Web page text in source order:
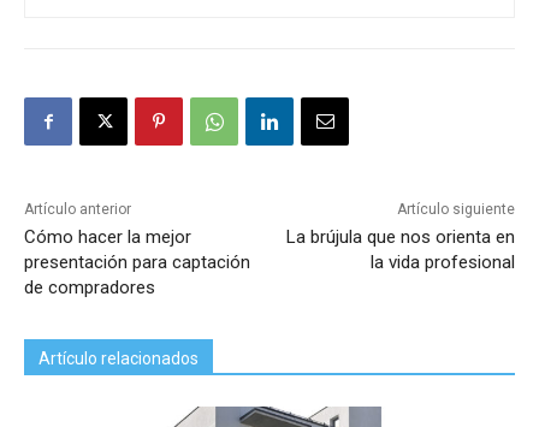
Artículo anterior
Cómo hacer la mejor
presentación para captación
de compradores
Artículo siguiente
La brújula que nos orienta en
la vida profesional
Artículo relacionados